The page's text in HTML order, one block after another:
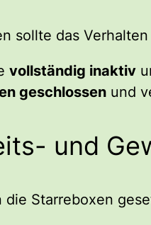
sollte das
vollständig inaktiv
geschlossen und
und
die Starreboxen